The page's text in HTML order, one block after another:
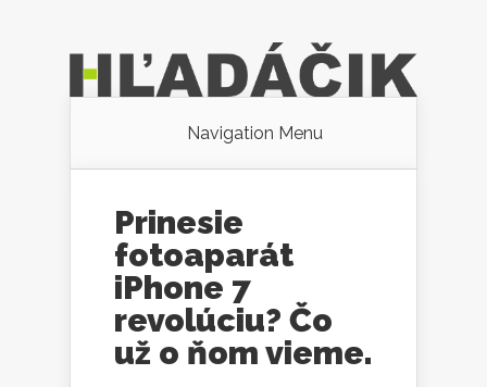
Navigation Menu
Prinesie
fotoaparát
iPhone 7
revolúciu? Čo
už o ňom vieme.